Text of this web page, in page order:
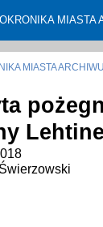
MIASTA
MIASTA